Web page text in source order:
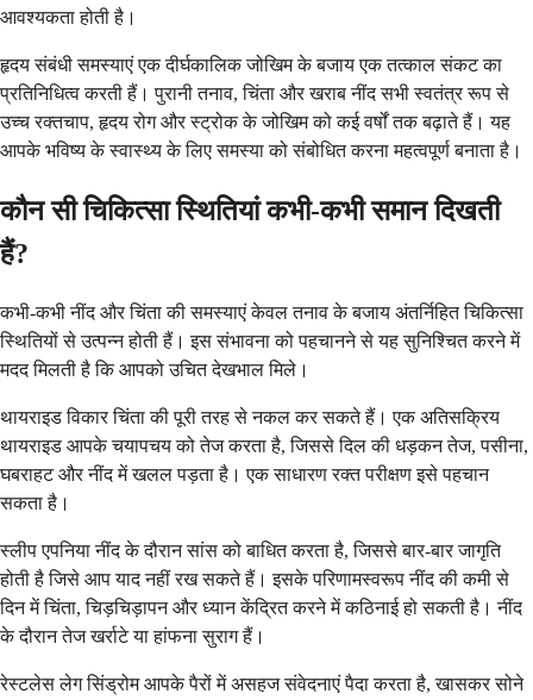
आवश्यकता होती है।
हृदय संबंधी समस्याएं एक दीर्घकालिक जोखिम के बजाय एक तत्काल संकट का
प्रतिनिधित्व करती हैं। पुरानी तनाव, चिंता और खराब नींद सभी स्वतंत्र रूप से
उच्च रक्तचाप, हृदय रोग और स्ट्रोक के जोखिम को कई वर्षों तक बढ़ाते हैं। यह
आपके भविष्य के स्वास्थ्य के लिए समस्या को संबोधित करना महत्वपूर्ण बनाता है।
कौन सी चिकित्सा स्थितियां कभी-कभी समान दिखती
हैं?
कभी-कभी नींद और चिंता की समस्याएं केवल तनाव के बजाय अंतर्निहित चिकित्सा
स्थितियों से उत्पन्न होती हैं। इस संभावना को पहचानने से यह सुनिश्चित करने में
मदद मिलती है कि आपको उचित देखभाल मिले।
थायराइड विकार चिंता की पूरी तरह से नकल कर सकते हैं। एक अतिसक्रिय
थायराइड आपके चयापचय को तेज करता है, जिससे दिल की धड़कन तेज, पसीना,
घबराहट और नींद में खलल पड़ता है। एक साधारण रक्त परीक्षण इसे पहचान
सकता है।
स्लीप एपनिया नींद के दौरान सांस को बाधित करता है, जिससे बार-बार जागृति
होती है जिसे आप याद नहीं रख सकते हैं। इसके परिणामस्वरूप नींद की कमी से
दिन में चिंता, चिड़चिड़ापन और ध्यान केंद्रित करने में कठिनाई हो सकती है। नींद
के दौरान तेज खर्राटे या हांफना सुराग हैं।
रेस्टलेस लेग सिंड्रोम आपके पैरों में असहज संवेदनाएं पैदा करता है, खासकर सोने